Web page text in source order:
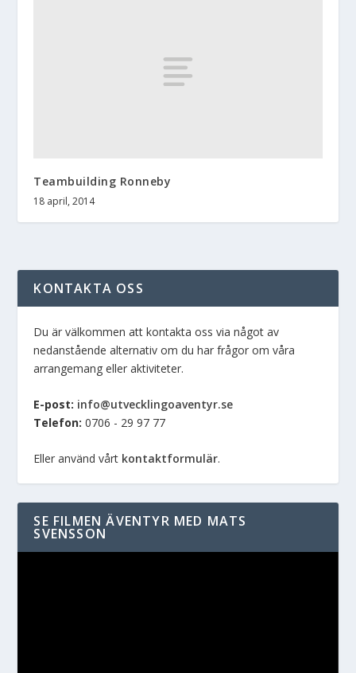
Teambuilding Ronneby
18 april, 2014
KONTAKTA OSS
Du är välkommen att kontakta oss via något av
nedanstående alternativ om du har frågor om våra
arrangemang eller aktiviteter.
E-post: info@utvecklingoaventyr.se
Telefon: 0706 - 29 97 77
Eller använd vårt kontaktformulär.
SE FILMEN ÄVENTYR MED MATS
SVENSSON